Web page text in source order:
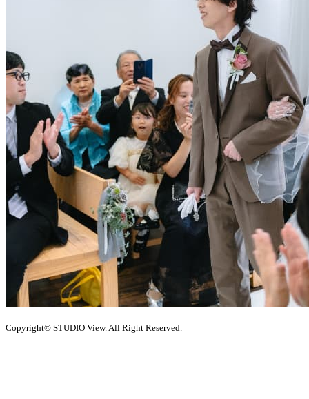
Copyright© STUDIO View. All Right Reserved.